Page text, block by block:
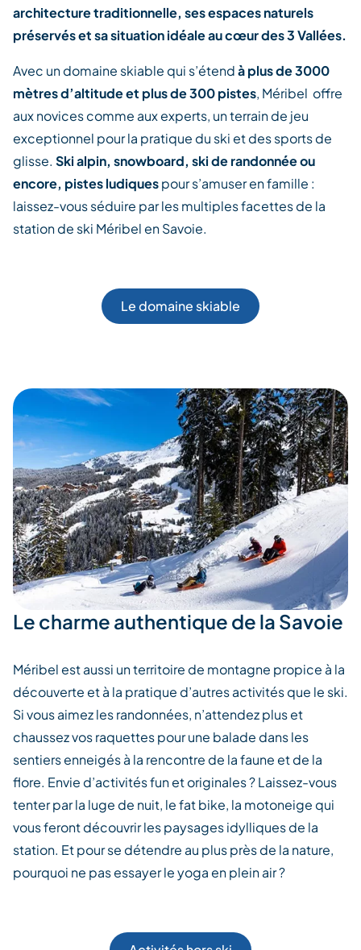
architecture traditionnelle, ses espaces naturels
préservés et sa situation idéale au cœur des 3 Vallées.
Avec un domaine skiable qui s’étendà plus de 3000
mètres d’altitude et plus de 300 pistes, Méribel offre
aux novices comme aux experts, un terrain de jeu
exceptionnel pour la pratique du ski et des sports de
glisse. Ski alpin, snowboard, ski de randonnée ou
encore, pistes ludiquespour s’amuser en famille :
laissez-vous séduire par les multiples facettes de la
station de ski Méribel en Savoie.
Le domaine skiable
Le charme authentique de la Savoie
Méribel est aussi un territoire de montagne propice à la
découverte et à la pratique d’autres activités que le ski.
Si vous aimez les randonnées, n’attendez plus et
chaussez vos raquettes pour une balade dans les
sentiers enneigés à la rencontre de la faune et de la
flore. Envie d’activités fun et originales ? Laissez-vous
tenter par la luge de nuit, le fat bike, la motoneige qui
vous feront découvrir les paysages idylliques de la
station. Et pour se détendre au plus près de la nature,
pourquoi ne pas essayer le yoga en plein air ?